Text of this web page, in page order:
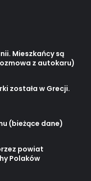
Mieszkańcy są
z autokaru)
została w Grecji.
(bieżące dane)
powiat
Polaków